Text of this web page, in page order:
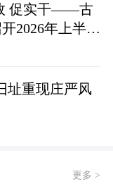
促实干——古
2026年上半年
述廉大会
址重现庄严风
更多 >